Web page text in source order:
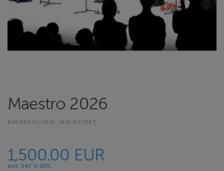
Maestro 2026
BAROKKIKLUBIN JÄSENYYDET
1,500.00 EUR
Incl. VAT 0.00%